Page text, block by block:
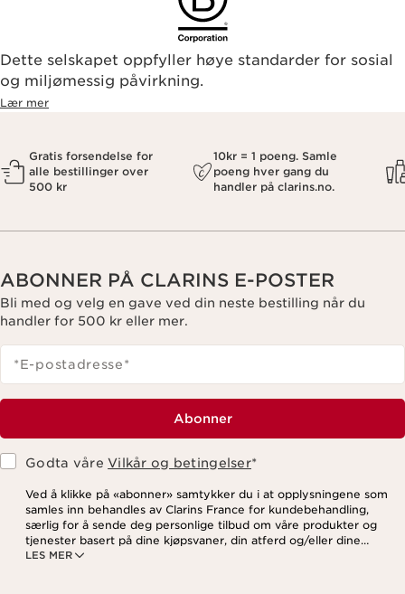
Dette selskapet oppfyller høye standarder for sosial
og miljømessig påvirkning.
Lær mer
Gratis forsendelse for
alle bestillinger over
500 kr
10kr = 1 poeng. Samle
poeng hver gang du
handler på clarins.no.
ABONNER PÅ CLARINS E-POSTER
Bli med og velg en gave ved din neste bestilling når du
handler for 500 kr eller mer.
*E-postadresse*
Abonner
Godta våreVilkår og betingelser*
LES MER
Ved å klikke på «abonner» samtykker du i at opplysningene som
samles inn behandles av Clarins France for kundebehandling,
særlig for å sende deg personlige tilbud om våre produkter og
tjenester basert på dine kjøpsvaner, din atferd og/eller dine
interesser, inkludert visning på sosiale medier og